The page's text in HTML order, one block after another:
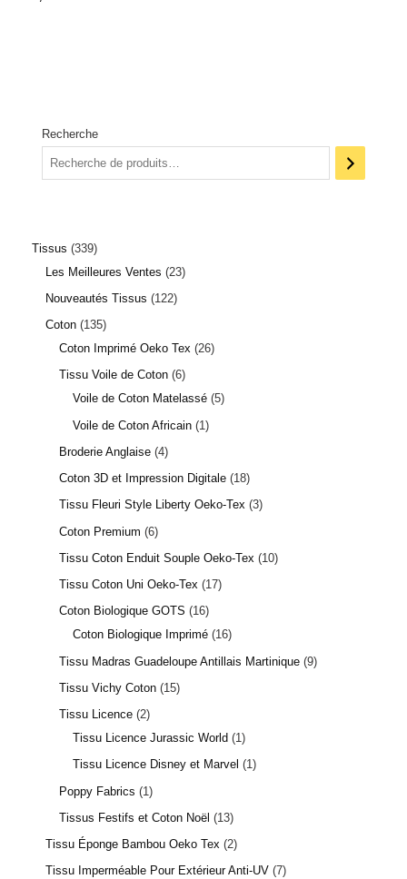
7 avis
Recherche
Tissus 339
Les Meilleures Ventes
23
Nouveautés Tissus
122
Coton 135
Coton Imprimé Oeko Tex 26
Tissu Voile de Coton 6
Voile de Coton Matelassé 5
Voile de Coton Africain 1
Broderie Anglaise 4
Coton 3D et Impression Digitale 18
Tissu Fleuri Style Liberty Oeko-Tex 3
Coton Premium 6
Tissu Coton Enduit Souple Oeko-Tex
10
Tissu Coton Uni Oeko-Tex
17
Coton Biologique GOTS
16
Coton Biologique Imprimé 16
Tissu Madras Guadeloupe Antillais Martinique 9
Tissu Vichy Coton 15
Tissu Licence 2
Tissu Licence Jurassic World
1
Tissu Licence Disney et Marvel
1
Poppy Fabrics
1
Tissus Festifs et Coton Noël
13
Tissu Éponge Bambou Oeko Tex 2
Tissu Imperméable Pour Extérieur Anti-UV 7